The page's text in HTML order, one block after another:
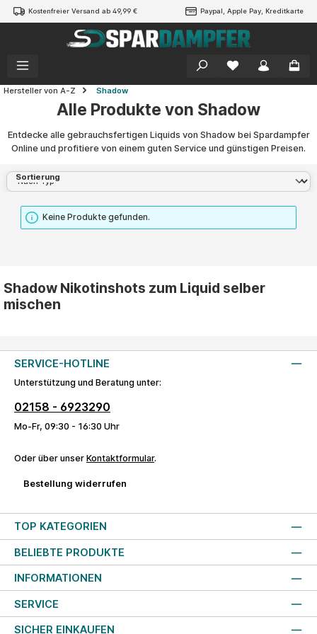
springen
Kostenfreier Versand ab 49,99 € Paypal, Apple Pay, Kreditkarte
Hersteller von A-Z Shadow
Alle Produkte von Shadow
Entdecke alle gebrauchsfertigen Liquids von Shadow bei Spardampfer
Online und profitiere von einem guten Service und günstigen Preisen.
Sortierung
Keine Produkte gefunden.
Shadow Nikotinshots zum Liquid selber
mischen
SERVICE-HOTLINE
Unterstützung und Beratung unter:
02158 - 6923290
Mo-Fr, 09:30 - 16:30 Uhr
Oder über unser Kontaktformular.
Bestellung widerrufen
TOP KATEGORIEN
BELIEBTE PRODUKTE
INFORMATIONEN
SERVICE
SICHER EINKAUFEN